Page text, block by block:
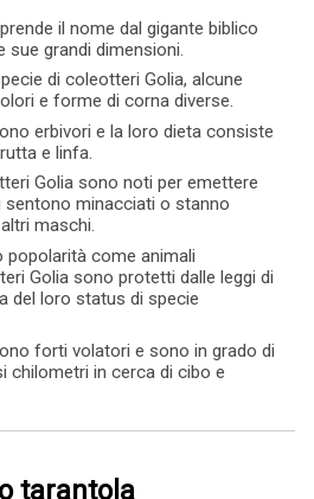
il nome dal gigante biblico
sue grandi dimensioni.
di coleotteri Golia, alcune
e forme di corna diverse.
erbivori e la loro dieta consiste
e linfa.
Golia sono noti per emettere
sentono minacciati o stanno
maschi.
popolarità come animali
Golia sono protetti dalle leggi di
del loro status di specie
forti volatori e sono in grado di
chilometri in cerca di cibo e
tarantola